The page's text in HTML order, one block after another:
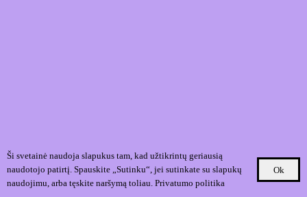
Ši svetainė naudoja slapukus tam, kad užtikrintų geriausią
naudotojo patirtį. Spauskite „Sutinku“, jei sutinkate su slapukų
naudojimu, arba tęskite naršymą toliau. Privatumo politika
Ok